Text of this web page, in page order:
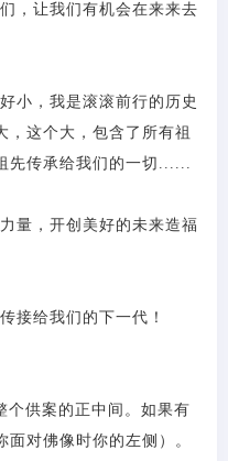
，让我们有机会在来来去
小，我是滚滚前行的历史
，这个大，包含了所有祖
先传承给我们的一切 ......
量，开创美好的未来造福
接给我们的下一代！
个供案的正中间。如果有
对佛像时你的左侧）。